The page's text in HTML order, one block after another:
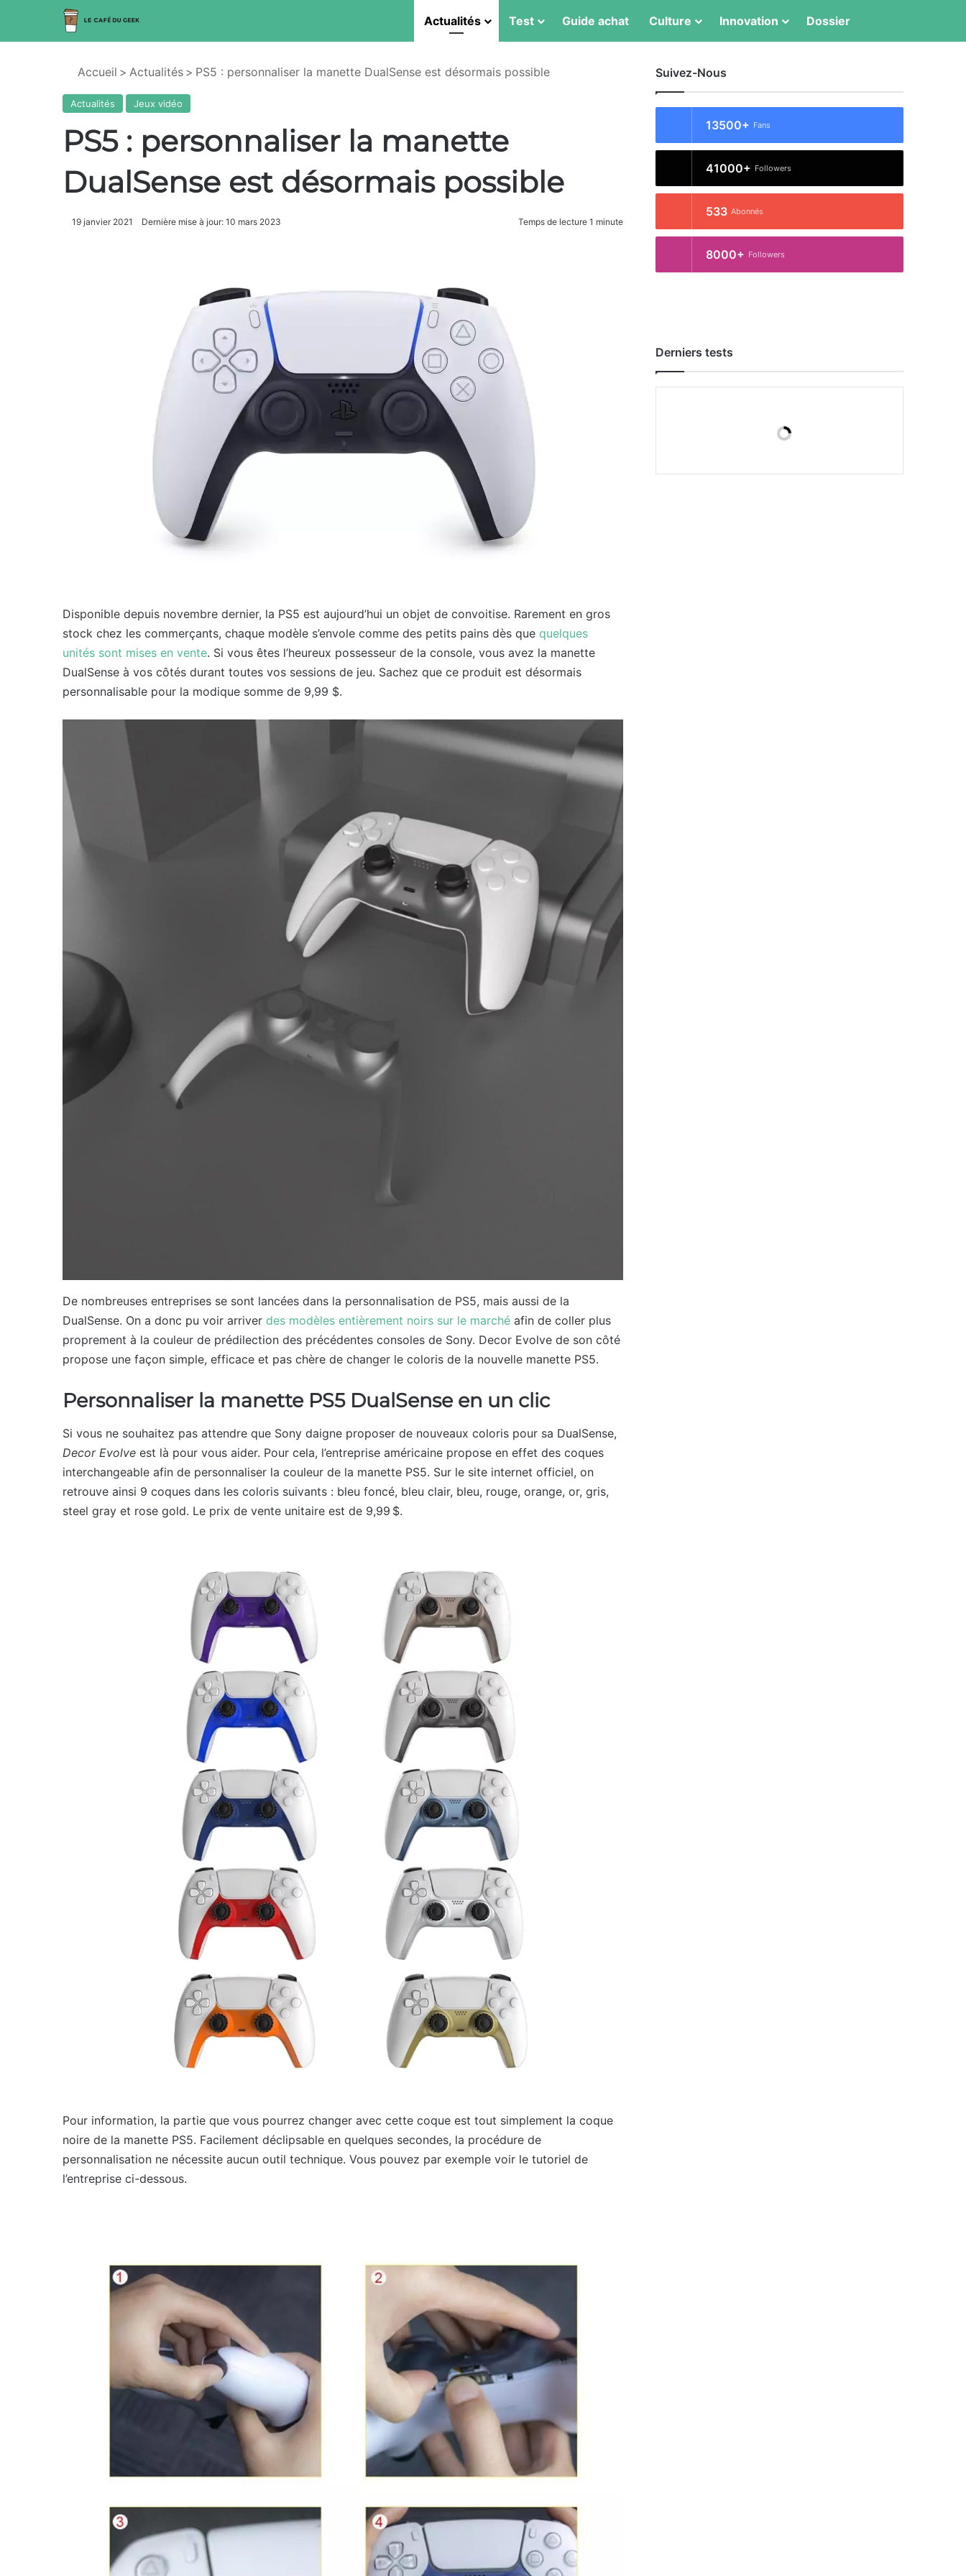
Actualités Test Guide achat Culture Innovation Dossier
Accueil > Actualités > PS5 : personnaliser la manette DualSense est désormais possible
Actualités Jeux vidéo
PS5 : personnaliser la manette
DualSense est désormais possible
19 janvier 2021 Dernière mise à jour: 10 mars 2023 Temps de lecture 1 minute
Disponible depuis novembre dernier, la PS5 est aujourd’hui un objet de convoitise. Rarement en gros
stock chez les commerçants, chaque modèle s’envole comme des petits pains dès que quelques
unités sont mises en vente. Si vous êtes l’heureux possesseur de la console, vous avez la manette
DualSense à vos côtés durant toutes vos sessions de jeu. Sachez que ce produit est désormais
personnalisable pour la modique somme de 9,99 $.
De nombreuses entreprises se sont lancées dans la personnalisation de PS5, mais aussi de la
DualSense. On a donc pu voir arriver des modèles entièrement noirs sur le marché afin de coller plus
proprement à la couleur de prédilection des précédentes consoles de Sony. Decor Evolve de son côté
propose une façon simple, efficace et pas chère de changer le coloris de la nouvelle manette PS5.
Personnaliser la manette PS5 DualSense en un clic
Si vous ne souhaitez pas attendre que Sony daigne proposer de nouveaux coloris pour sa DualSense,
Decor Evolve est là pour vous aider. Pour cela, l’entreprise américaine propose en effet des coques
interchangeable afin de personnaliser la couleur de la manette PS5. Sur le site internet officiel, on
retrouve ainsi 9 coques dans les coloris suivants : bleu foncé, bleu clair, bleu, rouge, orange, or, gris,
steel gray et rose gold. Le prix de vente unitaire est de 9,99 $.
Pour information, la partie que vous pourrez changer avec cette coque est tout simplement la coque
noire de la manette PS5. Facilement déclipsable en quelques secondes, la procédure de
personnalisation ne nécessite aucun outil technique. Vous pouvez par exemple voir le tutoriel de
l’entreprise ci-dessous.
Suivez-Nous
13500+ Fans
41000+ Followers
533 Abonnés
8000+ Followers
Derniers tests